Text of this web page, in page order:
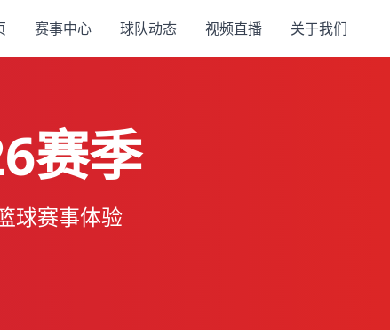
赛事中心 球队动态 视频直播 关于我们
赛季
球赛事体验